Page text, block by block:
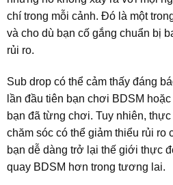
chí trong mỗi cảnh. Đó là một
và cho dù bạn cố gắng chuẩn bị
rủi ro.
Sub drop có thể cảm thấy đáng
lần đầu tiên bạn chơi BDSM
bạn đã từng chơi. Tuy nhiên,
chăm sóc có thể giảm thiểu rủi ro
bạn dễ dàng trở lại thế giới thực
quay BDSM hơn trong tương lai.